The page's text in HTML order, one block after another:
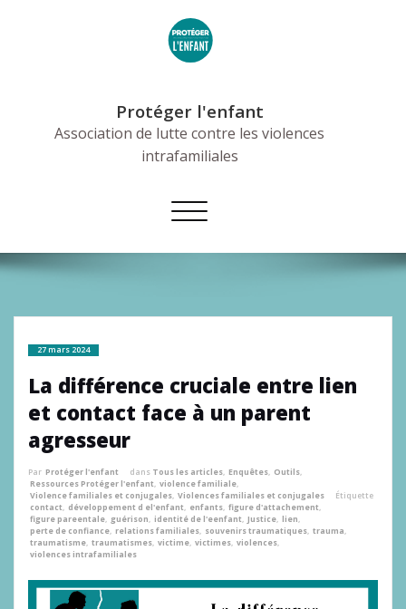
Protéger l'enfant
Association de lutte contre les violences
intrafamiliales
Afficher/masquer
la
27 mars 2024
La différence cruciale entre lien
et contact face à un parent
agresseur
Par Protéger l'enfant dans Tous les articles, Enquêtes, Outils,
Ressources Protéger l'enfant, violence familiale,
Violence familiales et conjugales, Violences familiales et conjugales
Étiquette
contact, développement d el'enfant, enfants, figure d'attachement,
figure pareentale, guérison, identité de l'eenfant, Justice, lien,
perte de confiance, relations familiales, souvenirs traumatiques, trauma,
traumatisme, traumatismes, victime, victimes, violences,
violences intrafamiliales